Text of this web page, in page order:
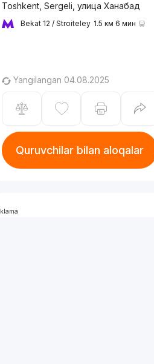
Toshkent, Sergeli, улица Ханабад
Bekat 12 / Stroiteley 1.5 км 6 мин
Yangilangan 04.08.2025
Quruvchilar bilan aloqalar